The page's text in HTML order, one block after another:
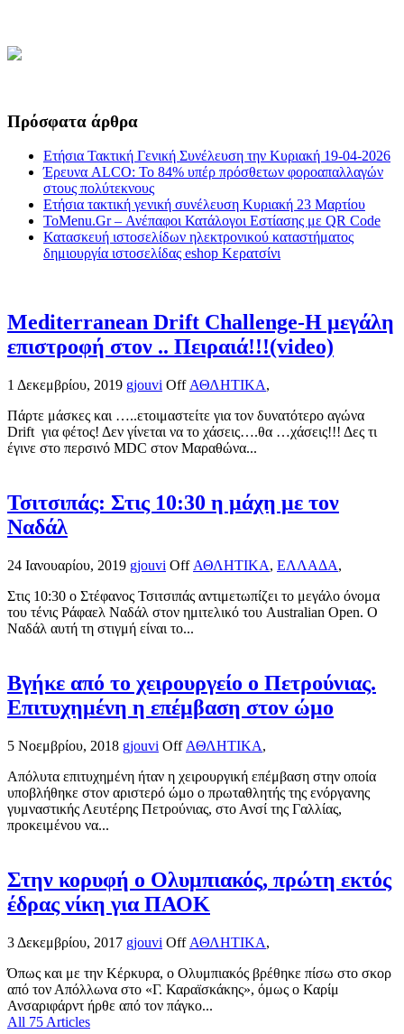
Πρόσφατα άρθρα
Ετήσια Τακτική Γενική Συνέλευση την Κυριακή 19-04-2026
Έρευνα ALCO: Το 84% υπέρ πρόσθετων φοροαπαλλαγών
στους πολύτεκνους
Ετήσια τακτική γενική συνέλευση Κυριακή 23 Μαρτίου
ToMenu.Gr – Ανέπαφοι Κατάλογοι Εστίασης με QR Code
Κατασκευή ιστοσελίδων ηλεκτρονικού καταστήματος
δημιουργία ιστοσελίδας eshop Κερατσίνι
Mediterranean Drift Challenge-Η μεγάλη
επιστροφή στον .. Πειραιά!!!(video)
1 Δεκεμβρίου, 2019 gjouvi Off ΑΘΛΗΤΙΚΑ,
Πάρτε μάσκες και …..ετοιμαστείτε για τον δυνατότερο αγώνα
Drift για φέτος! Δεν γίνεται να το χάσεις….θα …χάσεις!!! Δες τι
έγινε στο περσινό MDC στον Μαραθώνα...
Τσιτσιπάς: Στις 10:30 η μάχη με τον
Ναδάλ
24 Ιανουαρίου, 2019 gjouvi Off ΑΘΛΗΤΙΚΑ, ΕΛΛΑΔΑ,
Στις 10:30 ο Στέφανος Τσιτσιπάς αντιμετωπίζει το μεγάλο όνομα
του τένις Ράφαελ Ναδάλ στον ημιτελικό του Australian Open. Ο
Ναδάλ αυτή τη στιγμή είναι το...
Βγήκε από το χειρουργείο ο Πετρούνιας.
Επιτυχημένη η επέμβαση στον ώμο
5 Νοεμβρίου, 2018 gjouvi Off ΑΘΛΗΤΙΚΑ,
Απόλυτα επιτυχημένη ήταν η χειρουργική επέμβαση στην οποία
υποβλήθηκε στον αριστερό ώμο ο πρωταθλητής της ενόργανης
γυμναστικής Λευτέρης Πετρούνιας, στο Ανσί της Γαλλίας,
προκειμένου να...
Στην κορυφή ο Ολυμπιακός, πρώτη εκτός
έδρας νίκη για ΠΑΟΚ
3 Δεκεμβρίου, 2017 gjouvi Off ΑΘΛΗΤΙΚΑ,
Όπως και με την Κέρκυρα, ο Ολυμπιακός βρέθηκε πίσω στο σκορ
από τον Απόλλωνα στο «Γ. Καραϊσκάκης», όμως ο Καρίμ
Ανσαριφάρντ ήρθε από τον πάγκο...
All 75 Articles